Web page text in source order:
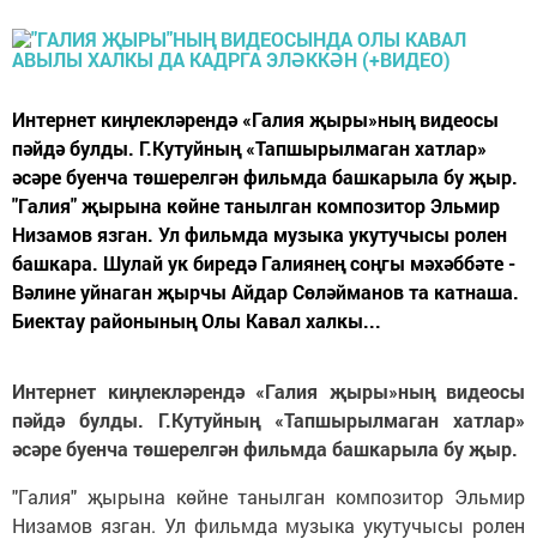
Интернет киңлекләрендә «Галия җыры»ның видеосы
пәйдә булды. Г.Кутуйның «Тапшырылмаган хатлар»
әсәре буенча төшерелгән фильмда башкарыла бу җыр.
"Галия" җырына көйне танылган композитор Эльмир
Низамов язган. Ул фильмда музыка укутучысы ролен
башкара. Шулай ук биредә Галиянең соңгы мәхәббәте -
Вәлине уйнаган җырчы Айдар Сөләйманов та катнаша.
Биектау районының Олы Кавал халкы...
Интернет киңлекләрендә «Галия җыры»ның видеосы
пәйдә булды. Г.Кутуйның «Тапшырылмаган хатлар»
әсәре буенча төшерелгән фильмда башкарыла бу җыр.
"Галия" җырына көйне танылган композитор Эльмир
Низамов язган. Ул фильмда музыка укутучысы ролен